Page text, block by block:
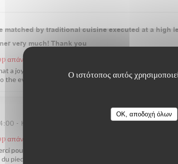
Ο ιστότοπος αυτός
OK, αποδοχή όλων
matched by traditional cuisine executed at a high
very much! Thank you
απάντησε σε αυτή την αξιολόγηση
a joy to read this! We are so glad the cuisine and
the evening. We hope to welcome you back very soon!
- ΚΑΛΕΣΜΈΝΟΙ 4 ΥΠΗΡΕΣΊΑ: 4/5
απάντησε σε αυτή την αξιολόγηση
pour ce retour sincère ! Nous sommes ravis que vous
pied de porc est bien notée et transmise en cuisine.